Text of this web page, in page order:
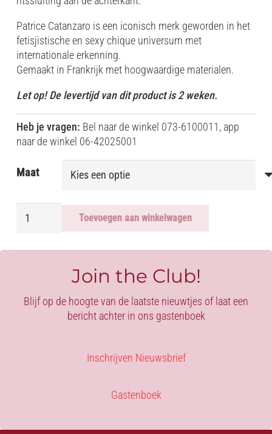
Patrice Catanzaro is een iconisch merk geworden in het
fetisjistische en sexy chique universum met
internationale erkenning.
Gemaakt in Frankrijk met hoogwaardige materialen.
Let op! De levertijd van dit product is 2 weken.
Heb je vragen: Bel naar de winkel 073-6100011, app
naar de winkel 06-42025001
Maat
APOCALYPSE
VINYL
aantal
Toevoegen aan winkelwagen
Join the Club!
Blijf op de hoogte van de laatste nieuwtjes of laat een
bericht achter in ons gastenboek
Inschrijven Nieuwsbrief
Gastenboek